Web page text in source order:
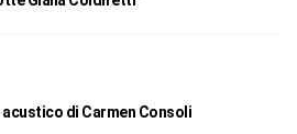
di Carmen Consoli